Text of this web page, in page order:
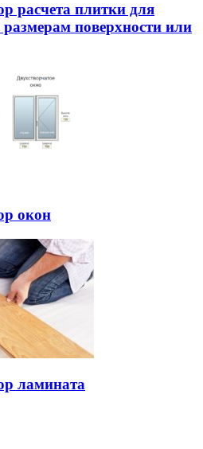
расчета плитки для
поверхности или
окон
ламината